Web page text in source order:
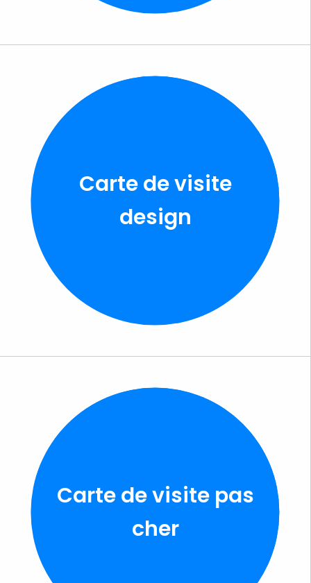
Carte de visite
design
Carte de visite pas
cher